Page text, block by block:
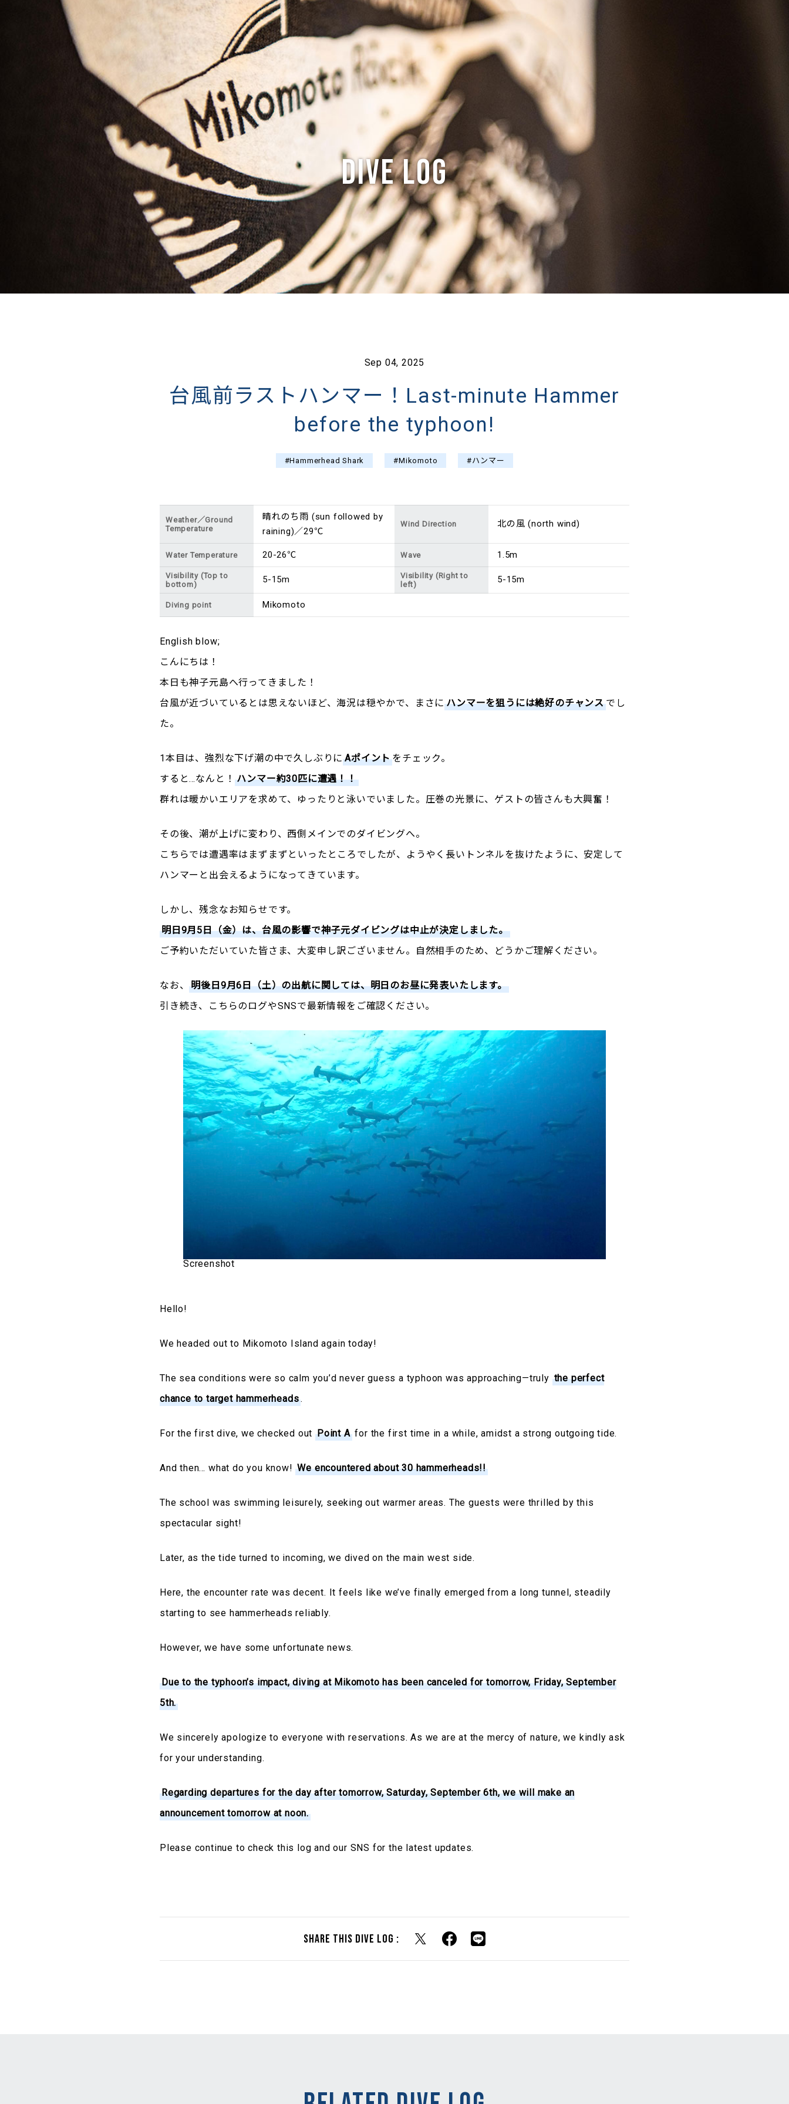
ABOUT NEWS DIVE LOG PRICE ACCESS
Dive log
Sep 04, 2025
台風前ラストハンマー！Last-minute Hammer
before the typhoon!
#Hammerhead Shark #Mikomoto #ハンマー
Weather／Ground
Temperature
晴れのち雨 (sun followed by
raining)／29℃
Wind Direction 北の風 (north wind)
Water Temperature 20-26℃ Wave 1.5m
Visibility (Top to
bottom)
5-15m
Visibility (Right to
left)
5-15m
Diving point Mikomoto
English blow;
こんにちは！
本日も神子元島へ行ってきました！
台風が近づいているとは思えないほど、海況は穏やかで、まさにハンマーを狙うには絶好のチャンス でし
た。
1本目は、強烈な下げ潮の中で久しぶりにAポイントをチェック。
すると…なんと！ハンマー約30匹に遭遇！！
群れは暖かいエリアを求めて、ゆったりと泳いでいました。圧巻の光景に、ゲストの皆さんも大興奮！
その後、潮が上げに変わり、西側メインでのダイビングへ。
こちらでは遭遇率はまずまずといったところでしたが、ようやく長いトンネルを抜けたように、安定して
ハンマーと出会えるようになってきています。
しかし、残念なお知らせです。
明日9月5日（金）は、台風の影響で神子元ダイビングは中止が決定しました。
ご予約いただいていた皆さま、大変申し訳ございません。自然相手のため、どうかご理解ください。
なお、明後日9月6日（土）の出航に関しては、明日のお昼に発表いたします。
引き続き、こちらのログやSNSで最新情報をご確認ください。
Screenshot
Hello!
We headed out to Mikomoto Island again today!
The sea conditions were so calm you’d never guess a typhoon was approaching—truly the perfect
chance to target hammerheads.
For the first dive, we checked out Point Afor the first time in a while, amidst a strong outgoing tide.
And then… what do you know!We encountered about 30 hammerheads!!
The school was swimming leisurely, seeking out warmer areas. The guests were thrilled by this
spectacular sight!
Later, as the tide turned to incoming, we dived on the main west side.
Here, the encounter rate was decent. It feels like we’ve finally emerged from a long tunnel, steadily
starting to see hammerheads reliably.
However, we have some unfortunate news.
Due to the typhoon’s impact, diving at Mikomoto has been canceled for tomorrow, Friday, September
5th.
We sincerely apologize to everyone with reservations. As we are at the mercy of nature, we kindly ask
for your understanding.
Regarding departures for the day after tomorrow, Saturday, September 6th, we will make an
announcement tomorrow at noon.
Please continue to check this log and our SNS for the latest updates.
Share this dive log :